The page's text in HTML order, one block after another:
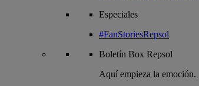
Especiales
#FanStoriesRepsol
Boletín Box Repsol
Aquí empieza la emoción.